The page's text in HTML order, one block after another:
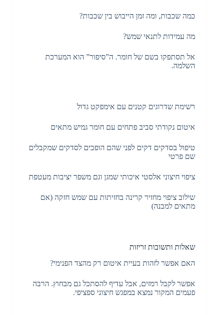
כמה שכבות, ומה זמן הייבוש בין שכבות?
מה עמידות לתנאי שמש?
אל תסתפקו בשם של חומר. ה”סיפור” הוא המערכת
השלמה.
רשימת שדרוגים קטנים עם אימפקט גדול
איטום נקודתי סביב פתחים עם חומר גמיש מתאים
טיפול בסדקים דקים לפני שהם הופכים לסדקים שמקבלים
שם פרטי
ציפוי חיצוני אלסטי איכותי שמגן וגם משפר יציבות מעטפת
שילוב ציפוי מחזיר קרינה בחזיתות עם שמש חזקה (אם
מתאים למבנה)
שאלות ותשובות זריזות
האם אפשר לזהות בעיית איטום רק מהצד הפנימי?
אפשר לקבל רמזים, אבל עדיף להסתכל גם מבחוץ. הרבה
פעמים המקור נמצא במפגש חיצוני ספציפי.